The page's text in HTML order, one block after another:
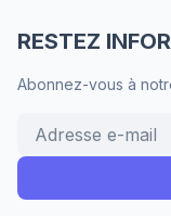
RESTEZ
Abonnez-vous à